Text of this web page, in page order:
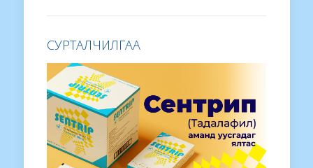
СУРТАЛЧИЛГАА